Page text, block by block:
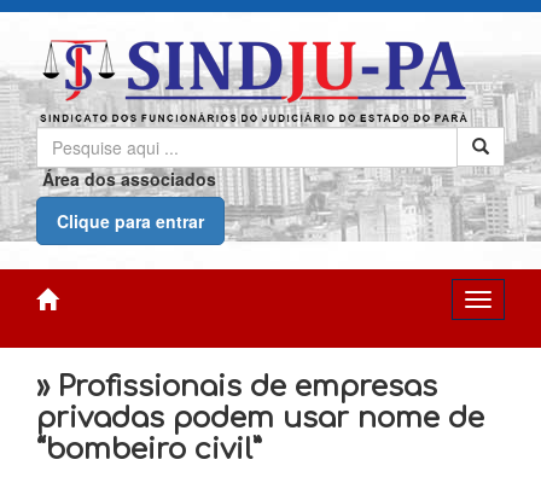
Área dos associados
Clique para entrar
» Profissionais de empresas
privadas podem usar nome de
“bombeiro civil”